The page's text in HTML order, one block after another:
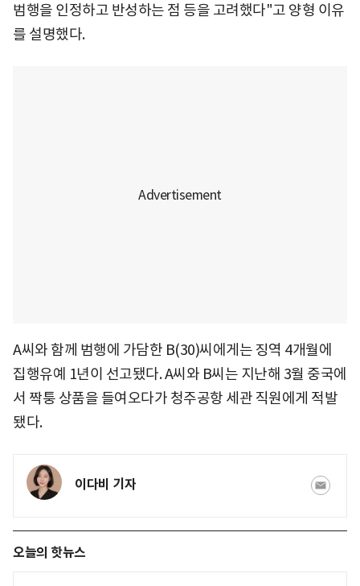
범행을 인정하고 반성하는 점 등을 고려했다"고 양형 이유
를 설명했다.
A씨와 함께 범행에 가담한 B(30)씨에게는 징역 4개월에
집행유예 1년이 선고됐다. A씨와 B씨는 지난해 3월 중국에
서 짝퉁 상품을 들여오다가 청주공항 세관 직원에게 적발
됐다.
이다비 기자
오늘의 핫뉴스